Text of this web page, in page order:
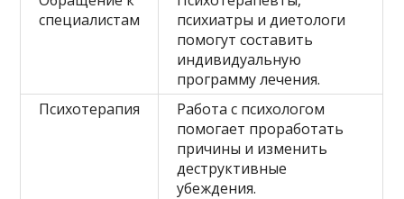
специалистам
психиатры и диетологи
помогут составить
индивидуальную
программу лечения.
Психотерапия
Работа с психологом
помогает проработать
причины и изменить
деструктивные
убеждения.